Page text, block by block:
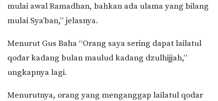
mulai awal Ramadhan, bahkan ada ulama yang bilang
mulai Sya’ban,” jelasnya.
Menurut Gus Baha “Orang saya sering dapat lailatul
qodar kadang bulan maulud kadang dzulhijjah,”
ungkapnya lagi.
Menurutnya, orang yang menganggap lailatul qodar